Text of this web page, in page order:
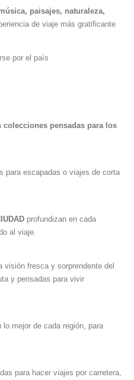
paisajes, naturaleza,
de viaje más gratificante
por el país
colecciones pensadas para los
para escapadas o viajes de corta
profundizan en cada
al viaje.
visión fresca y sorprendente del
y pensadas para vivir
lo mejor de cada región, para
para hacer viajes por carretera,